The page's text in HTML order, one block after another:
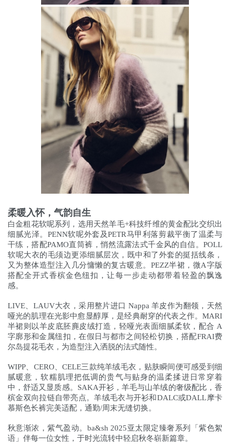
柔暖入怀，气韵自生
白金粗花软呢系列，选用天然羊毛+科技纤维的黄金配比交织出
细腻光泽。PENN软呢外套及PETR马甲利落剪裁平衡了温柔与
干练，搭配PAMO直筒裤，悄然流露法式千金风的自信。POLL
软呢大衣的毛须边更添细腻层次，既中和了外套的挺括线条，
又为整体造型注入几分慵懒的复古暖意。PEZZ半裙，微A字版
搭配全开式香槟金色纽扣，让每一步走动都带着轻盈的飘逸
感。
LIVE、LAUV大衣，采用整片进口 Nappa 羊皮作为翻领，天然
哑光的肌理在光影中愈显醇厚，是经典耐穿的代表之作。MARI
半裙则以羊皮底胚麂皮绒打造，轻哑光表面细腻柔软，配合 A
字廓形和金属纽扣，在假日与都市之间轻松切换，搭配FRAI费
尔岛提花毛衣，为造型注入洒脱的法式随性。
WIPP、CERO、CELE三款纯羊绒毛衣，贴肤瞬间便可感受到细
腻暖意，软糯肌理把低调的贵气与贴身的温柔揉进日常穿着
中，舒适又显质感。SAKA开衫，羊毛与山羊绒的奢级配比，香
槟金双向拉链自带亮点。羊绒毛衣与开衫和DALC或DALL摩卡
慕斯色长裤完美适配，通勤/周末无缝切换。
秋意渐浓，紫气盈动。ba&sh 2025亚太限定臻奢系列「紫色絮
语」伴每一位女性，于时光流转中轻启秋冬崭新篇章。